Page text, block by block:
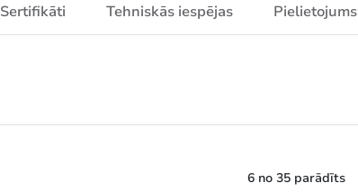
Sertifikāti Tehniskās iespējas Pielietojums
6 no 35 parādīts